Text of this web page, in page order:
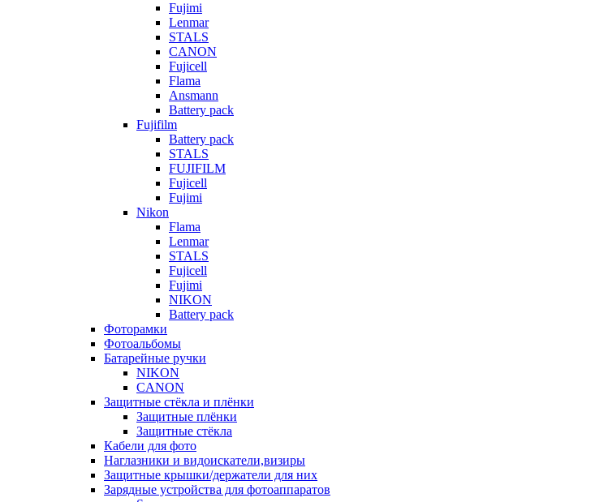
Fujimi
Lenmar
STALS
CANON
Fujicell
Flama
Ansmann
Battery pack
Fujifilm
Battery pack
STALS
FUJIFILM
Fujicell
Fujimi
Nikon
Flama
Lenmar
STALS
Fujicell
Fujimi
NIKON
Battery pack
Фоторамки
Фотоальбомы
Батарейные ручки
NIKON
CANON
Защитные стёкла и плёнки
Защитные плёнки
Защитные стёкла
Кабели для фото
Наглазники и видоискатели,визиры
Защитные крышки/держатели для них
Зарядные устройства для фотоаппаратов